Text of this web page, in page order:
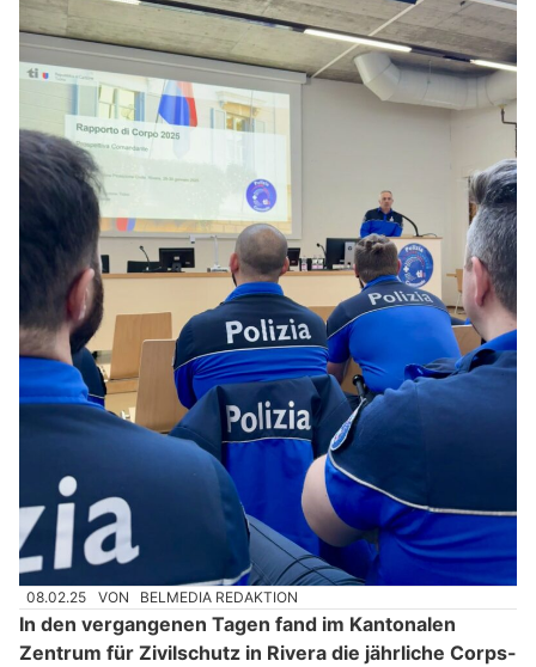
08.02.25 VON BELMEDIA REDAKTION
In den vergangenen Tagen fand im Kantonalen
Zentrum für Zivilschutz in Rivera die jährliche Corps-